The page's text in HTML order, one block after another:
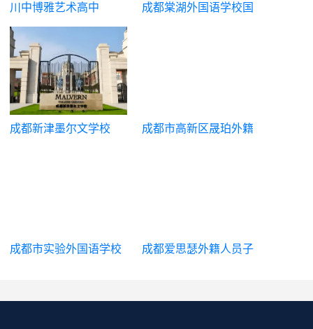
川中博雅艺术高中
成都棠湖外国语学校国
成都新津墨尔文学校
成都市高新区晟珀外籍
成都市实验外国语学校
成都爱思瑟外籍人员子